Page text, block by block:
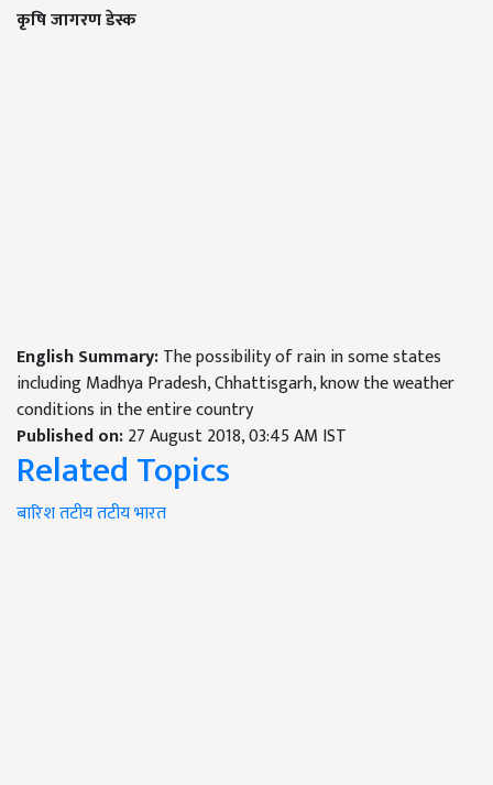
कृषि जागरण डेस्क
English Summary:The possibility of rain in some states
including Madhya Pradesh, Chhattisgarh, know the weather
conditions in the entire country
Published on:27 August 2018, 03:45 AM IST
Related Topics
बारिशतटीयतटीय भारत